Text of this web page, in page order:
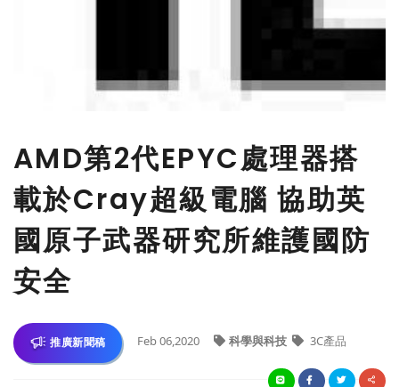
AMD第2代EPYC處理器搭
載於Cray超級電腦 協助英
國原子武器研究所維護國防
安全
推廣新聞稿 Feb 06,2020 科學與科技 3C產品